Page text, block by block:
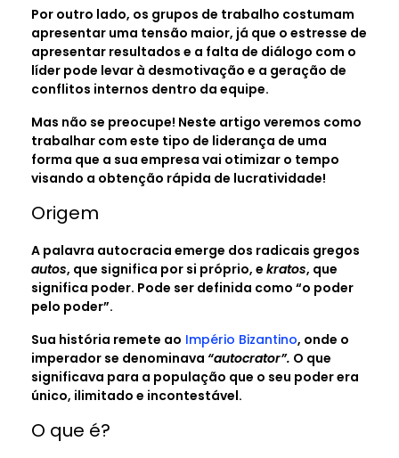
Por outro lado, os grupos de trabalho costumam
apresentar uma tensão maior, já que o estresse de
apresentar resultados e a falta de diálogo com o
líder pode levar à desmotivação e a geração de
conflitos internos dentro da equipe.
Mas não se preocupe! Neste artigo veremos como
trabalhar com este tipo de liderança de uma
forma que a sua empresa vai otimizar o tempo
visando a obtenção rápida de lucratividade!
Origem
A palavra autocracia emerge dos radicais gregos
autos, que significa por si próprio, e kratos, que
significa poder. Pode ser definida como “o poder
pelo poder”.
Sua história remete ao Império Bizantino, onde o
imperador se denominava “autocrator”. O que
significava para a população que o seu poder era
único, ilimitado e incontestável.
O que é?